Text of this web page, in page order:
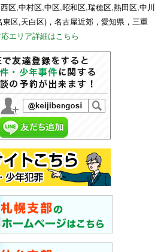
区,中村区,中区,昭和区,瑞穂区,熱田区,中川
区,天白区)，名古屋近郊，愛知県，三重
エリア詳細はこちら